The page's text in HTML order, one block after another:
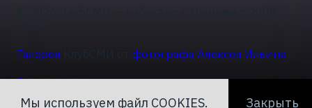
Галерея
фотографа Алексея Ильина
Актуальные темы
Мы используем файл COOKIES. Закрыть